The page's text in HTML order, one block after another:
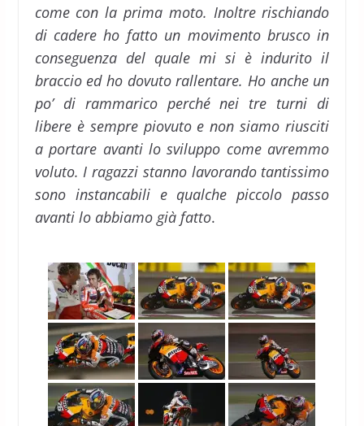
come con la prima moto. Inoltre rischiando
di cadere ho fatto un movimento brusco in
conseguenza del quale mi si è indurito il
braccio ed ho dovuto rallentare. Ho anche un
po’ di rammarico perché nei tre turni di
libere è sempre piovuto e non siamo riusciti
a portare avanti lo sviluppo come avremmo
voluto. I ragazzi stanno lavorando tantissimo
sono instancabili e qualche piccolo passo
avanti lo abbiamo già fatto.